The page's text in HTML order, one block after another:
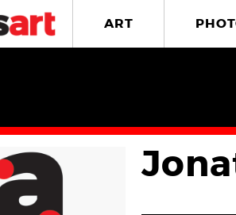
ART